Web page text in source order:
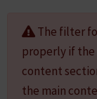
The filter
properly if the
content
the main